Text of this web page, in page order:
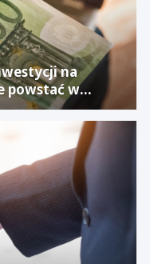
na
powstać w